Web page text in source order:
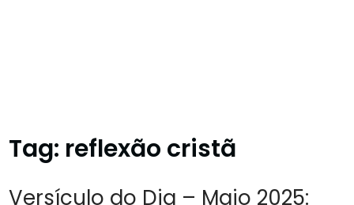
Tag: reflexão cristã
Versículo do Dia – Maio 2025: